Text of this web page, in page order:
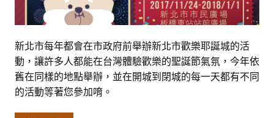
新北市每年都會在市政府前舉辦新北市歡樂耶誕城的活
動，讓許多人都能在台灣體驗歡樂的聖誕節氣氛，今年依
舊在同樣的地點舉辦，並在開城到閉城的每一天都有不同
的活動等著您參加唷。